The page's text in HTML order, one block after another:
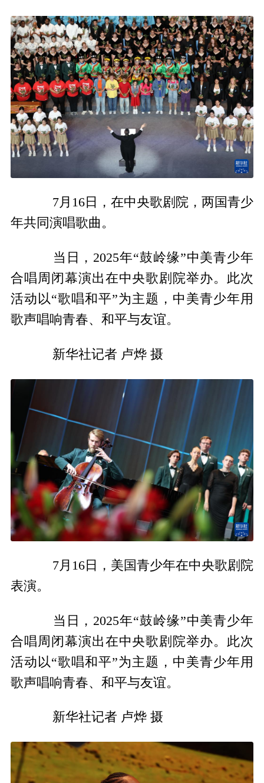
7月16日，在中央歌剧院，两国青少
年共同演唱歌曲。
当日，2025年“鼓岭缘”中美青少年
合唱周闭幕演出在中央歌剧院举办。此次
活动以“歌唱和平”为主题，中美青少年用
歌声唱响青春、和平与友谊。
新华社记者 卢烨 摄
7月16日，美国青少年在中央歌剧院
表演。
当日，2025年“鼓岭缘”中美青少年
合唱周闭幕演出在中央歌剧院举办。此次
活动以“歌唱和平”为主题，中美青少年用
歌声唱响青春、和平与友谊。
新华社记者 卢烨 摄